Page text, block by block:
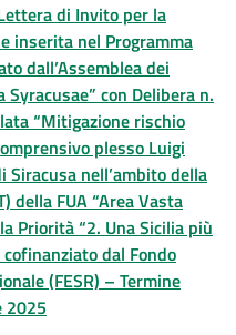
di Invito per la
inserita nel Programma
dall’Assemblea dei
Syracusae” con Delibera n.
“Mitigazione rischio
plesso Luigi
Siracusa nell’ambito della
della FUA “Area Vasta
Priorità “2. Una Sicilia più
dal Fondo
(FESR) – Termine
2025